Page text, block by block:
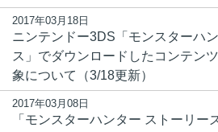
2017年03月18日
ニンテンドー3DS「モンスターハ
ス」でダウンロードしたコンテン
象について（3/18更新）
2017年03月08日
「モンスターハンター ストーリー